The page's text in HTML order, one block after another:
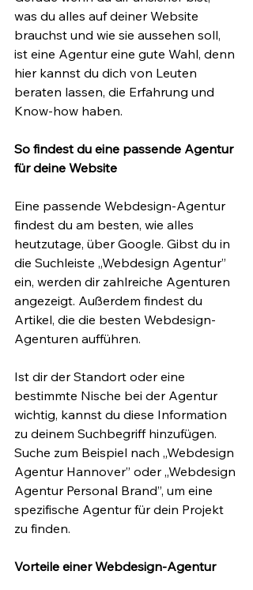
was du alles auf deiner Website
brauchst und wie sie aussehen soll,
ist eine Agentur eine gute Wahl, denn
hier kannst du dich von Leuten
beraten lassen, die Erfahrung und
Know-how haben.
So findest du eine passende Agentur
für deine Website
Eine passende Webdesign-Agentur
findest du am besten, wie alles
heutzutage, über Google. Gibst du in
die Suchleiste „Webdesign Agentur”
ein, werden dir zahlreiche Agenturen
angezeigt. Außerdem findest du
Artikel, die die besten Webdesign-
Agenturen aufführen.
Ist dir der Standort oder eine
bestimmte Nische bei der Agentur
wichtig, kannst du diese Information
zu deinem Suchbegriff hinzufügen.
Suche zum Beispiel nach „Webdesign
Agentur Hannover” oder „Webdesign
Agentur Personal Brand”, um eine
spezifische Agentur für dein Projekt
zu finden.
Vorteile einer Webdesign-Agentur